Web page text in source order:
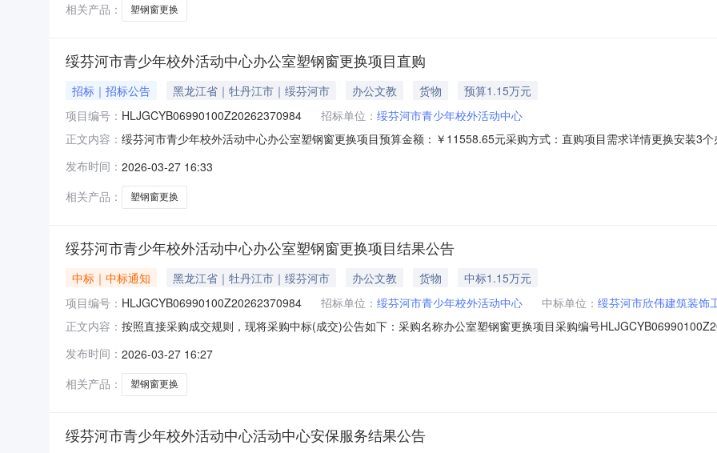
相关产品：
塑钢窗更换
绥芬河市青少年校外活动中心办公室塑钢窗更换项目直购
招标｜招标公告 黑龙江省｜牡丹江市｜绥芬河市 办公文教 货物
预算1.15万元
项目编号： HLJGCYB06990100Z20262370984 招标单位： 绥芬河市青少年校外活动中心
正文内容： 绥芬河市青少年校外活动中心办公室塑钢窗更换项目预算金额：￥11558.65元采购方式：直购项目需求详情更换安装3
的需求：无。三、特定的资格要求：无。四、本项目不接受联合体参与异议处理项：如有异议请电话咨询采购人，采购
购编号：HLJGC
发布时间： 2026-03-27 16:33
相关产品：
塑钢窗更换
绥芬河市青少年校外活动中心办公室塑钢窗更换项目结果公告
中标｜中标通知 黑龙江省｜牡丹江市｜绥芬河市 办公文教 货物
中标1.15万元
项目编号： HLJGCYB06990100Z20262370984 招标单位： 绥芬河市青少年校外活动中心 中标单位： 绥芬河市欣伟建筑装饰
正文内容： 按照直接采购成交规则，现将采购中标(成交)公告如下：采购名称办公室塑钢窗更换项目采购编号
河市欣伟建筑装饰工程有限公司中选2026-03-27115580.00%
发布时间： 2026-03-27 16:27
相关产品：
塑钢窗更换
绥芬河市青少年校外活动中心活动中心安保服务结果公告